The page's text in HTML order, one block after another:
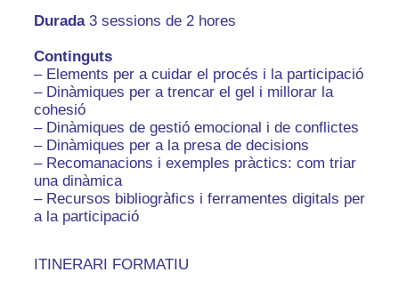
Durada3 sessions de 2 hores
Continguts
– Elements per a cuidar el procés i la participació
– Dinàmiques per a trencar el gel i millorar la
cohesió
– Dinàmiques de gestió emocional i de conflictes
– Dinàmiques per a la presa de decisions
– Recomanacions i exemples pràctics: com triar
una dinàmica
– Recursos bibliogràfics i ferramentes digitals per
a la participació
ITINERARI FORMATIU